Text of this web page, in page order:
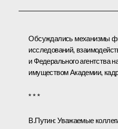
Обсуждались механизмы
исследований,
и Федерального агентства
имуществом Академии,
* * *
В.Путин: Уважаемые